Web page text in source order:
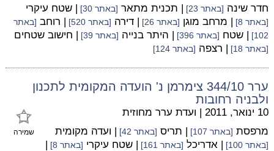
חדר שינה [באתר 23] | תכנית מתאר [באתר 30] | שטח עיקרי
[באתר 8] | מרחב מוגן [באתר 26] | דירה [באתר 520] | רוחב [באתר
102]
| שטח [באתר 396] | היתר בנייה [באתר 39] | חישוב שטחים
[באתר 18] | רצפה [באתר 124]
ערר 344/10 צימרמן נ' הועדה המקומית לתכנון
ולבניה רחובות
שמירה
10 ינואר, 2011 | ועדת ערר מחוזית
מרפסת [באתר 107] | תריס [באתר 42] | ועדה מקומית
[באתר 100] | אדריכל [באתר 161] | שטח עיקרי [באתר 8]
|